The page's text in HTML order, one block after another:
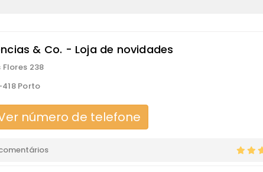
& Co. - Loja de novidades
Flores 238
Porto
número de telefone